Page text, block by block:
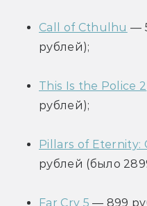
Call of Cthulhu —
рублей);
This Is the Police 2
рублей);
Pillars of Eternity:
рублей (было
Far Cry 5 — 899